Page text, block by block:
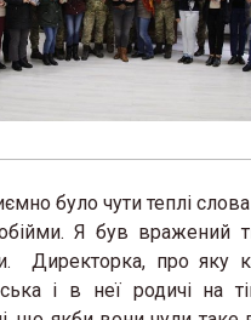
було чути теплі
Я був вражений
Директорка, про яку
і в неї родичі на